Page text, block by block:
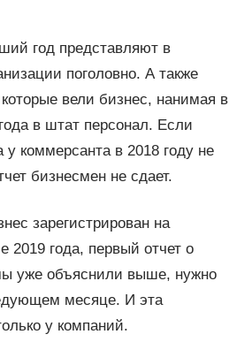
год представляют в
поголовно. А также
вели бизнес, нанимая в
в штат персонал. Если
у коммерсанта в 2018 году не
бизнесмен не сдает.
зарегистрирован на
2019 года, первый отчет о
уже объяснили выше, нужно
месяце. И эта
у компаний.